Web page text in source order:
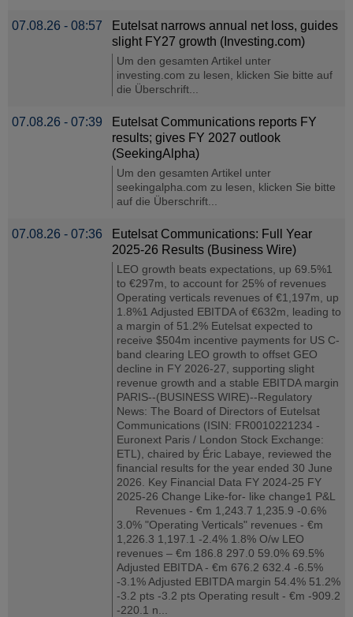
07.08.26 - 08:57
Eutelsat narrows annual net loss, guides
slight FY27 growth (Investing.com)
Um den gesamten Artikel unter
investing.com zu lesen, klicken Sie bitte auf
die Überschrift...
07.08.26 - 07:39
Eutelsat Communications reports FY
results; gives FY 2027 outlook
(SeekingAlpha)
Um den gesamten Artikel unter
seekingalpha.com zu lesen, klicken Sie bitte
auf die Überschrift...
07.08.26 - 07:36
Eutelsat Communications: Full Year
2025-26 Results (Business Wire)
LEO growth beats expectations, up 69.5%1
to €297m, to account for 25% of revenues
Operating verticals revenues of €1,197m, up
1.8%1 Adjusted EBITDA of €632m, leading to
a margin of 51.2% Eutelsat expected to
receive $504m incentive payments for US C-
band clearing LEO growth to offset GEO
decline in FY 2026-27, supporting slight
revenue growth and a stable EBITDA margin
PARIS--(BUSINESS WIRE)--Regulatory
News: The Board of Directors of Eutelsat
Communications (ISIN: FR0010221234 -
Euronext Paris / London Stock Exchange:
ETL), chaired by Éric Labaye, reviewed the
financial results for the year ended 30 June
2026. Key Financial Data FY 2024-25 FY
2025-26 Change Like-for- like change1 P&L
Revenues - €m 1,243.7 1,235.9 -0.6%
3.0% "Operating Verticals" revenues - €m
1,226.3 1,197.1 -2.4% 1.8% O/w LEO
revenues – €m 186.8 297.0 59.0% 69.5%
Adjusted EBITDA - €m 676.2 632.4 -6.5%
-3.1% Adjusted EBITDA margin 54.4% 51.2%
-3.2 pts -3.2 pts Operating result - €m -909.2
-220.1 n...